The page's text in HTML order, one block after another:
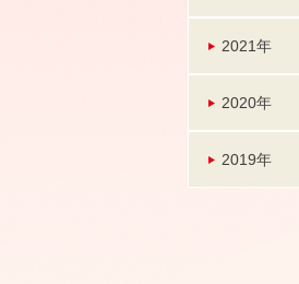
2021年
2020年
2019年